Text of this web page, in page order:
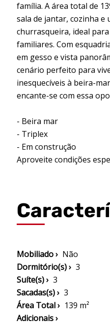
família. A área total de
sala de jantar, cozinha e
churrasqueira, ideal
familiares. Com
em gesso e vista
cenário perfeito para
inesquecíveis à beira-
encante-se com essa
- Beira mar
- Triplex
- Em construção
Aproveite condições
Mobiliado › Não
Dormitório(s) › 3
Suíte(s) › 3
Sacadas(s) › 3
Área Total › 139 m²
Adicionais ›